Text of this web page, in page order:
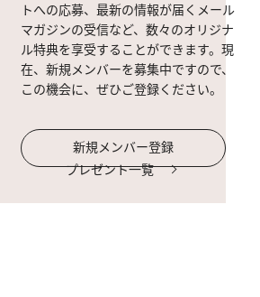
トへの応募、最新の情報が届くメール
マガジンの受信など、数々のオリジナ
ル特典を享受することができます。現
在、新規メンバーを募集中ですので、
この機会に、ぜひご登録ください。
新規メンバー登録
プレゼント一覧